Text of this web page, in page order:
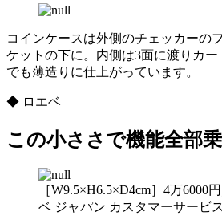
コインケースは外側のチェッカーの
ケットの下に。内側は3面に渡りカ
でも薄造りに仕上がっています。
◆ ロエベ
この小ささで機能全部
［W9.5×H6.5×D4cm］4万6000
ベ ジャパン カスタマーサービス